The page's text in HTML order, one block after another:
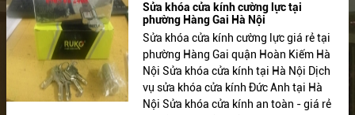
Sửa khóa cửa kính cường lực tại
phường Hàng Gai Hà Nội
Sửa khóa cửa kính cường lực giá rẻ tại
phường Hàng Gai quận Hoàn Kiếm Hà
Nội Sửa khóa cửa kính tại Hà Nội Dịch
vụ sửa khóa cửa kính Đức Anh tại Hà
Nội Sửa khóa cửa kính an toàn - giá rẻ